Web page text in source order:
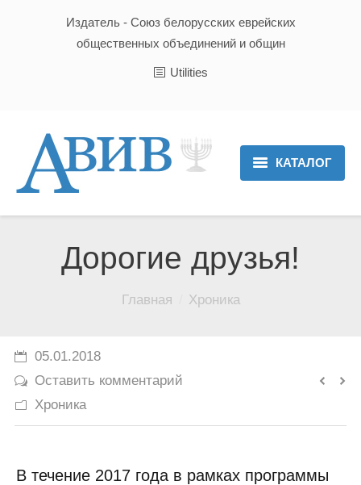
Издатель - Союз белорусских еврейских
общественных объединений и общин
Utilities
КАТАЛОГ
Культура и Традиции
История
Юмор
Дорогие друзья!
Главная Хроника
05.01.2018
Оставить комментарий
Хроника
В течение 2017 года в рамках программы